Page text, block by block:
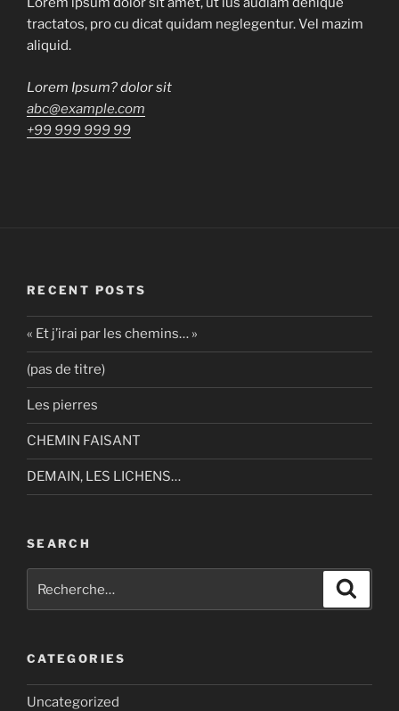
tractatos, pro cu dicat quidam neglegentur. Vel mazim
aliquid.
Lorem Ipsum? dolor sit
abc@example.com
+99 999 999 99
RECENT POSTS
« Et j’irai par les chemins… »
(pas de titre)
Les pierres
CHEMIN FAISANT
DEMAIN, LES LICHENS…
SEARCH
pour
CATEGORIES
Uncategorized